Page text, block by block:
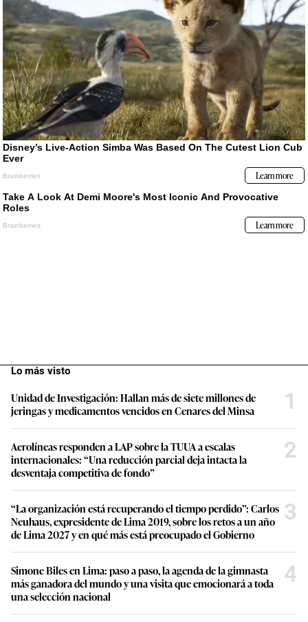
Lo más visto
Unidad de Investigación: Hallan más de siete millones de
jeringas y medicamentos vencidos en Cenares del Minsa
1
Aerolíneas responden a LAP sobre la TUUA a escalas
internacionales: “Una reducción parcial deja intacta la
desventaja competitiva de fondo”
2
“La organización está recuperando el tiempo perdido”: Carlos
Neuhaus, expresidente de Lima 2019, sobre los retos a un año
de Lima 2027 y en qué más está preocupado el Gobierno
3
Simone Biles en Lima: paso a paso, la agenda de la gimnasta
más ganadora del mundo y una visita que emocionará a toda
una selección nacional
4